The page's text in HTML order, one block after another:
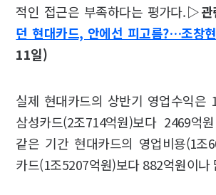
적인 접근은 부족하다는 평가다.▷관
던 현대카드, 안에선 피고름?…조창
11일)
실제 현대카드의 상반기 영업수익은
삼성카드(2조714억원)보다 2469억
같은 기간 현대카드의 영업비용(1조
카드(1조5207억원)보다 882억원이나